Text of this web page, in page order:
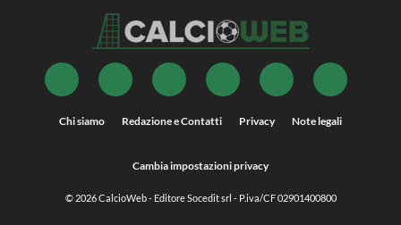
Chi siamo Redazione e Contatti Privacy Note legali
Cambia impostazioni privacy
© 2026CalcioWeb- Editore Socedit srl - P.iva/CF 02901400800